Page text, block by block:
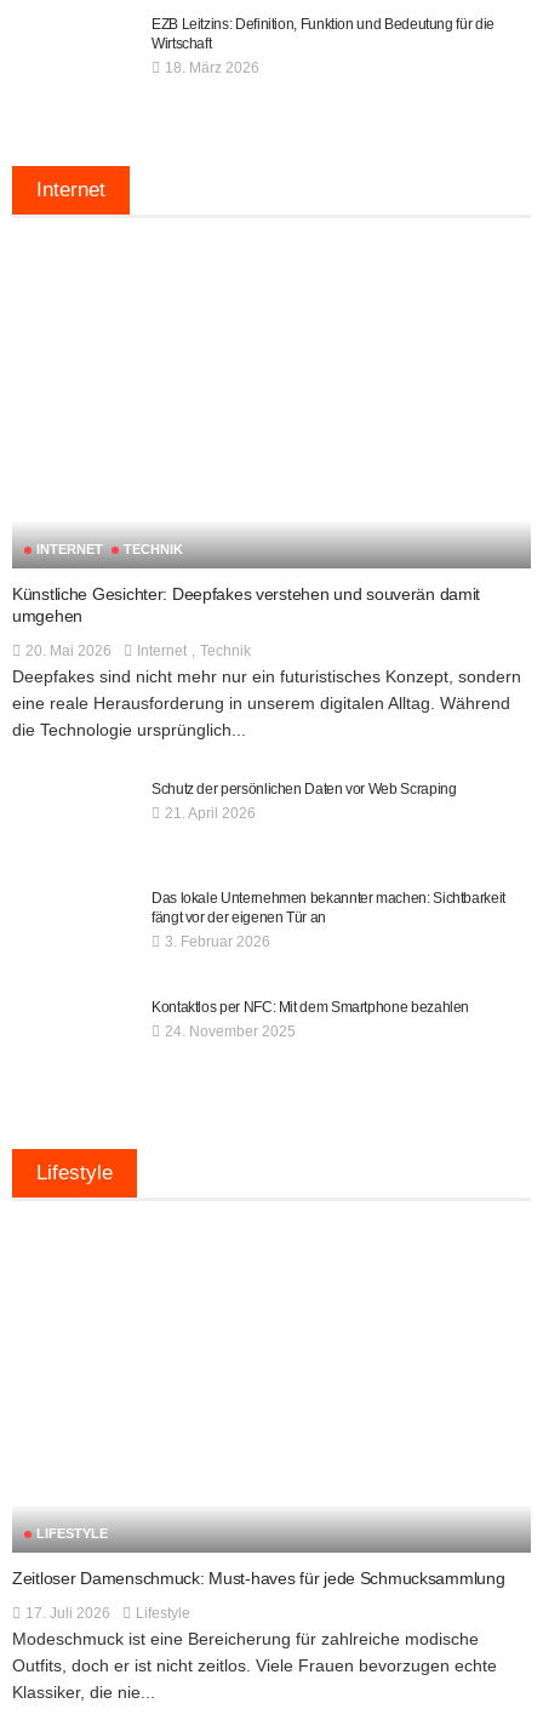
EZB Leitzins: Definition, Funktion und Bedeutung für die
Wirtschaft
18. März 2026
Internet
INTERNET TECHNIK
Künstliche Gesichter: Deepfakes verstehen und souverän damit
umgehen
20. Mai 2026 Internet Technik
Deepfakes sind nicht mehr nur ein futuristisches Konzept, sondern
eine reale Herausforderung in unserem digitalen Alltag. Während
die Technologie ursprünglich...
Schutz der persönlichen Daten vor Web Scraping
21. April 2026
Das lokale Unternehmen bekannter machen: Sichtbarkeit
fängt vor der eigenen Tür an
3. Februar 2026
Kontaktlos per NFC: Mit dem Smartphone bezahlen
24. November 2025
Lifestyle
LIFESTYLE
Zeitloser Damenschmuck: Must-haves für jede Schmucksammlung
17. Juli 2026 Lifestyle
Modeschmuck ist eine Bereicherung für zahlreiche modische
Outfits, doch er ist nicht zeitlos. Viele Frauen bevorzugen echte
Klassiker, die nie...